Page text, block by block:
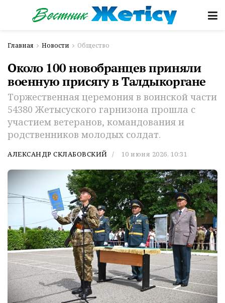
Главная Новости Общество
Около 100 новобранцев приняли
военную присягу в Талдыкоргане
Торжественная церемония в воинской части
54380 Жетысуского гарнизона прошла с
участием ветеранов, командования и
родственников молодых солдат.
АЛЕКСАНДР СКЛАБОВСКИЙ 10 июня 2026, 10:31